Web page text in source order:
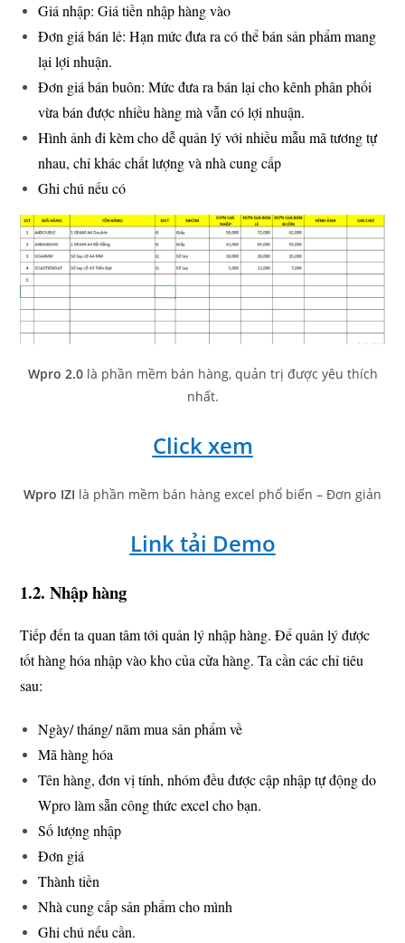
Giá nhập: Giá tiền nhập hàng vào
Đơn giá bán lẻ: Hạn mức đưa ra có thể bán sản phẩm mang
lại lợi nhuận.
Đơn giá bán buôn: Mức đưa ra bán lại cho kênh phân phối
vừa bán được nhiều hàng mà vẫn có lợi nhuận.
Hình ảnh đi kèm cho dễ quản lý với nhiều mẫu mã tương tự
nhau, chỉ khác chất lượng và nhà cung cấp
Ghi chú nếu có
Wpro 2.0là phần mềm bán hàng, quản trị được yêu thích
nhất.
Click xem
Wpro IZI là phần mềm bán hàng excel phổ biến – Đơn giản
Link tải Demo
1.2. Nhập hàng
Tiếp đến ta quan tâm tới quản lý nhập hàng. Để quản lý được
tốt hàng hóa nhập vào kho của cửa hàng. Ta cần các chỉ tiêu
sau:
Ngày/ tháng/ năm mua sản phẩm về
Mã hàng hóa
Tên hàng, đơn vị tính, nhóm đều được cập nhập tự động do
Wpro làm sẵn công thức excel cho bạn.
Số lượng nhập
Đơn giá
Thành tiền
Nhà cung cấp sản phẩm cho mình
Ghi chú nếu cần.